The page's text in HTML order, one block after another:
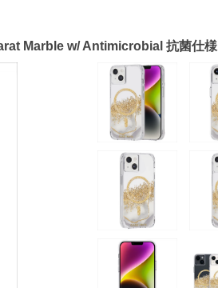
Marble w/ Antimicrobial 抗菌仕様